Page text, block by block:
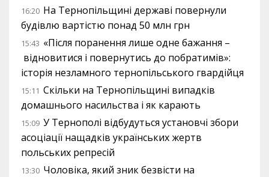
16:20 На Тернопільщині державі повернули
будівлю вартістю понад 50 млн грн
15:43 «Після поранення лише одне бажання –
відновитися і повернутись до побратимів»:
історія незламного тернопільського гвардійця
15:11 Скільки на Тернопільщині випадків
домашнього насильства і як карають
15:09 У Тернополі відбудуться установчі збори
асоціації нащадків українських жертв
польських репресій
13:30 Чоловіка, який зник безвісти на